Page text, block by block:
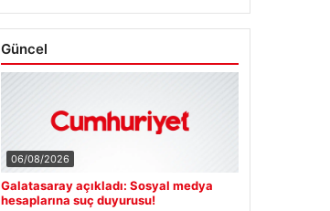
Güncel
06/08/2026
Galatasaray açıkladı: Sosyal medya
hesaplarına suç duyurusu!